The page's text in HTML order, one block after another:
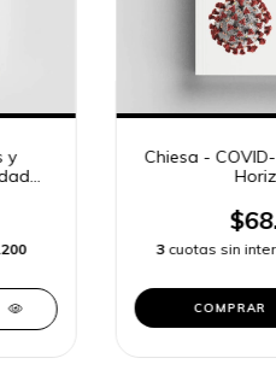
y
Chiesa -
3 cuotas sin
COMPRAR